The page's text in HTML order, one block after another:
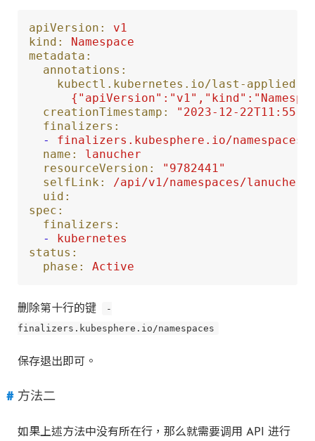
apiVersion:
v1
kind:
Namespace
metadata:
annotations:
kubectl.kubernetes.io/last-applied-
creationTimestamp:
"2023-12-
finalizers:
-
finalizers.kubesphere.io/namespaces
name:
lanucher
resourceVersion:
"9782441"
selfLink:
/api/v1/namespaces/lanucher
uid:
spec:
finalizers:
-
kubernetes
status:
phase:
Active
删除第十行的键
-
finalizers.kubesphere.io/namespaces
保存退出即可。
方法二
如果上述方法中没有所在行，那么就需要调用 API 进行